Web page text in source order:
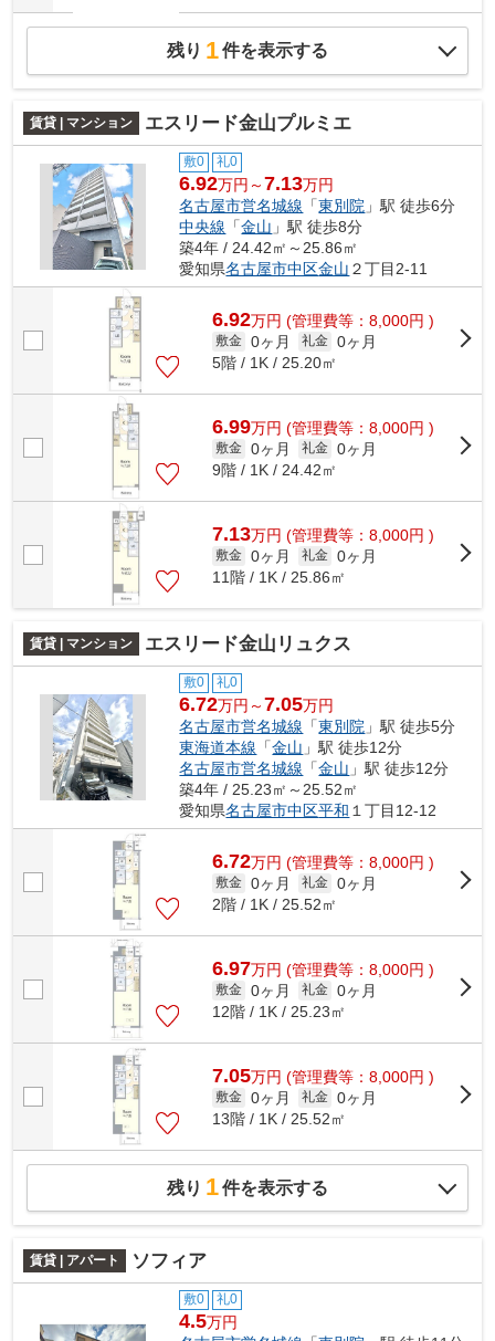
残り 1件を表示する
賃貸 | マンション エスリード金山プルミエ
敷0 礼0
6.92万円～7.13万円
名古屋市営名城線 「東別院 」駅 徒歩6分
中央線 「金山 」駅 徒歩8分
築4年 / 24.42㎡～25.86㎡
愛知県名古屋市中区金山 ２丁目2-11
6.92万円 (管理費等：8,000円 )
敷金 0ヶ月 礼金 0ヶ月
5階 / 1K / 25.20㎡
6.99万円 (管理費等：8,000円 )
敷金 0ヶ月 礼金 0ヶ月
9階 / 1K / 24.42㎡
7.13万円 (管理費等：8,000円 )
敷金 0ヶ月 礼金 0ヶ月
11階 / 1K / 25.86㎡
賃貸 | マンション エスリード金山リュクス
敷0 礼0
6.72万円～7.05万円
名古屋市営名城線 「東別院 」駅 徒歩5分
東海道本線 「金山 」駅 徒歩12分
名古屋市営名城線 「金山 」駅 徒歩12分
築4年 / 25.23㎡～25.52㎡
愛知県名古屋市中区平和 １丁目12-12
6.72万円 (管理費等：8,000円 )
敷金 0ヶ月 礼金 0ヶ月
2階 / 1K / 25.52㎡
6.97万円 (管理費等：8,000円 )
敷金 0ヶ月 礼金 0ヶ月
12階 / 1K / 25.23㎡
7.05万円 (管理費等：8,000円 )
敷金 0ヶ月 礼金 0ヶ月
13階 / 1K / 25.52㎡
残り 1件を表示する
賃貸 | アパート ソフィア
敷0 礼0
4.5万円